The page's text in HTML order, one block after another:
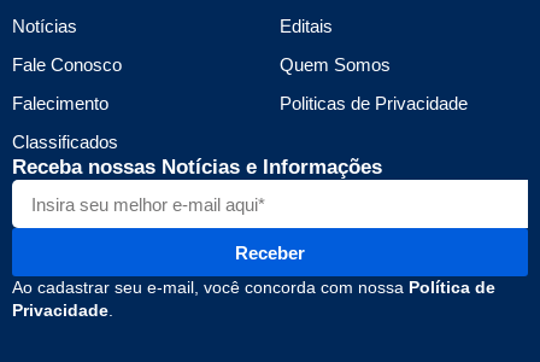
Notícias
Fale Conosco
Falecimento
Classificados
Editais
Quem Somos
Politicas de Privacidade
Receba nossas Notícias e Informações
Receber
Ao cadastrar seu e-mail, você concorda com nossa Política de
Privacidade.